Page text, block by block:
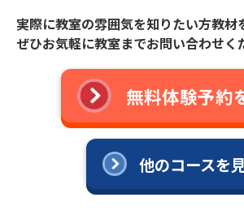
実際に教室の雰囲気を知りたい方教材
ぜひお気軽に教室までお問い合わせく
無料体験予約
他のコースを